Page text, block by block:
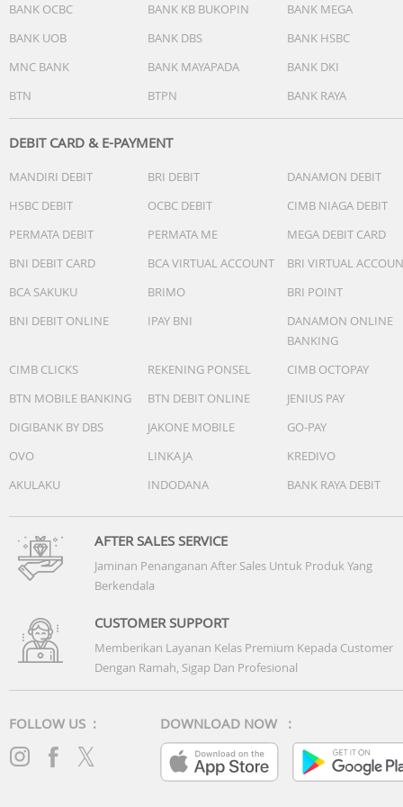
Fast Charging 60W yang super cepat, serta dukungan
Wireless Charging 2.0 dan Wireless PowerShare.
Performa
- Prosesor : Snapdragon 8 Elite Gen 5 for Galaxy
- RAM: 12GB
- Network: 5G Ready
- Ukuran: 6,9 inch
- Teknologi: Dynamic AMOLED 2X, 1-120Hz
Kamera
- Kamera Belakang: 200 MP + 50 MP + 10 MP +50 MP
- Kamera Belakang
- OIS: Ya
- Auto Focus Kamera Belakang: Ya
- Resolusi Video: UHD 8K (7680 X 4320) l @24fps
- Kapasitas: 5000mAh
- Jenis Pengisian Daya: Super Fast Charging 60W, Fast
Wireless Charging 2.0, Wireless PowerShare
Ketangguhan
- Corning Gorilla Glass Victus 2 & Armor Auminum frame
- IP68 Water and Dust Resistant
Weight: 214gr
-----------
Lainnya : samsung s26 ultra, galaxy s26 ultra, samsung
galaxy s26 ultra, samsung galaxy, samsung, galaxy, galaxy
phone, samsung smartphone, samsung ai phone,
smartphone ai, ai cell phone, phone ai, ai camera, ai
BANK OCBC
BANK KB BUKOPIN
BANK MEGA
BANK UOB
BANK DBS
BANK HSBC
MNC BANK
BANK MAYAPADA
BANK DKI
BTN
BTPN BANK RAYA
DEBIT CARD & E-PAYMENT
MANDIRI DEBIT BRI DEBIT
DANAMON DEBIT
HSBC DEBIT
OCBC DEBIT
CIMB NIAGA DEBIT
PERMATA DEBIT
PERMATA ME
MEGA DEBIT CARD
BNI DEBIT CARD
BCA VIRTUAL ACCOUNT
BRI VIRTUAL
BCA SAKUKU
BRIMO
BRI POINT
BNI DEBIT ONLINE
IPAY BNI
DANAMON ONLINE
BANKING
CIMB CLICKS
REKENING PONSEL
CIMB OCTOPAY
BTN MOBILE BANKING
BTN DEBIT ONLINE
JENIUS PAY
DIGIBANK BY DBS
JAKONE MOBILE
GO-PAY
OVO
LINKAJA
KREDIVO
AKULAKU
INDODANA BANK RAYA DEBIT
AFTER SALES SERVICE
Jaminan Penanganan After Sales Untuk Produk Yang
Berkendala
CUSTOMER SUPPORT
Memberikan Layanan Kelas Premium Kepada Customer
Dengan Ramah, Sigap Dan Profesional
FOLLOW US : DOWNLOAD NOW :